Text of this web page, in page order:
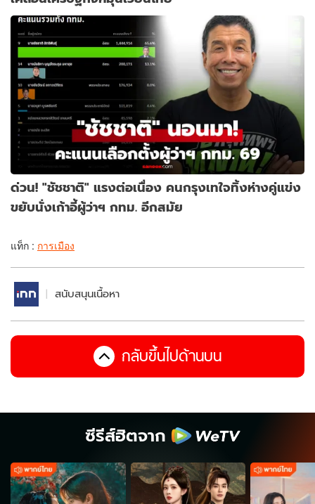
ด่วน! "ชัชชาติ" แรงต่อเนื่อง คนกรุงเทใจทิ้งห่างคู่แข่ง
ขยับนั่งเก้าอี้ผู้ว่าฯ กทม. อีกสมัย
แท็ก : การเมือง
สนับสนุนเนื้อหา
กลับขึ้นไปด้านบน
ซีรีส์ฮิตจาก